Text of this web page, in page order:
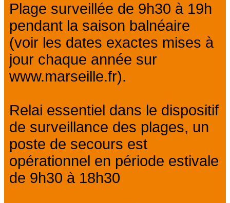
Plage surveillée de 9h30 à 19h
pendant la saison balnéaire
(voir les dates exactes mises à
jour chaque année sur
www.marseille.fr).
Relai essentiel dans le dispositif
de surveillance des plages, un
poste de secours est
opérationnel en période estivale
de 9h30 à 18h30